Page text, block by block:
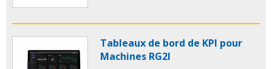
Tableaux de bord de KPI pour
Machines RG2I